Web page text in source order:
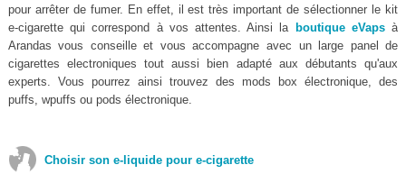
pour arrêter de fumer. En effet, il est très important de sélectionner le kit
e-cigarette qui correspond à vos attentes. Ainsi la boutique eVapsà
Arandas vous conseille et vous accompagne avec un large panel de
cigarettes electroniques tout aussi bien adapté aux débutants qu'aux
experts. Vous pourrez ainsi trouvez des mods box électronique, des
puffs, wpuffs ou pods électronique.
Choisir son e-liquide pour e-cigarette